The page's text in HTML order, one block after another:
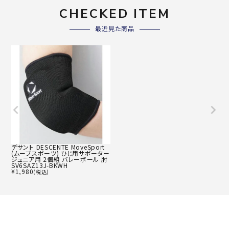
CHECKED ITEM
最近見た商品
デサント DESCENTE MoveSport
(ムーブスポーツ) ひじ用サポーター
ジュニア用 2個組 バレーボール 肘
SV6SAZ13J-BKWH
¥1,980(税込)